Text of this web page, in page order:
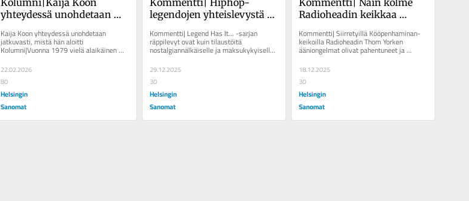
yhteydessä unohdetaan
Kaija Koon yhteydessä unohdetaan
jatkuvasti, mistä hän aloitti
Kolumni|Vuonna 1979 vielä alaikäinen
Kaija Koo liittyi Esko Toivosen
perustamaan...
22.02.2026
80
Helsingin
Sanomat
legendojen yhteislevystä
se toteutui
Kommentti| Legend Has It… -sarjan
räppilevyt ovat kuin tilaustöitä
nostalgiannälkäiselle ja maksukykyiselle
yleisölle, jolle esitetään samat...
29.12.2025
30
Helsingin
Sanomat
Radioheadin keikkaa
tapahtui keikkojen välissä
Kommentti| Siirretyillä Kööpenhaminan-
keikoilla Radioheadin Thom Yorken
ääniongelmat olivat pahentuneet ja
tunnelma muuttunut parin viikon...
18.12.2025
30
Helsingin
Sanomat